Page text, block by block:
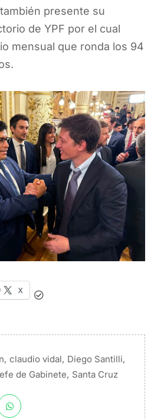
presente su
de YPF por el cual
mensual que ronda los 94
X
, claudio vidal, Diego Santilli,
de Gabinete, Santa Cruz